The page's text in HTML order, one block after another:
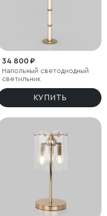
34 800 ₽
Напольный светодиодный
светильник
КУПИТЬ